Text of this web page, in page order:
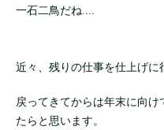
一石二鳥だね....
近々、残りの仕事を仕上げに
戻ってきてからは年末に向
たらと思います。